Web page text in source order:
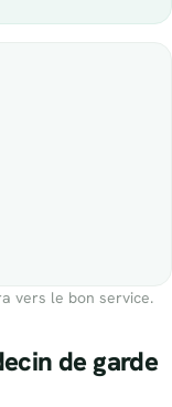
vers le bon service.
de garde